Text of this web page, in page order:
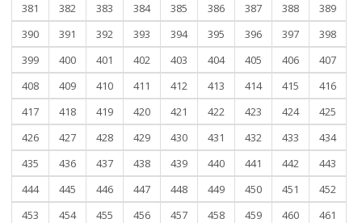
381
382 383 384 385 386 387 388
389
390
391 392 393 394 395 396 397
398
399
400 401 402 403 404 405 406
407
408
409 410 411 412 413 414 415
416
417
418 419 420 421 422 423 424
425
426
427 428 429 430 431 432 433
434
435
436 437 438 439 440 441 442
443
444
445 446 447 448 449 450 451
452
453
454 455 456 457 458 459 460
461